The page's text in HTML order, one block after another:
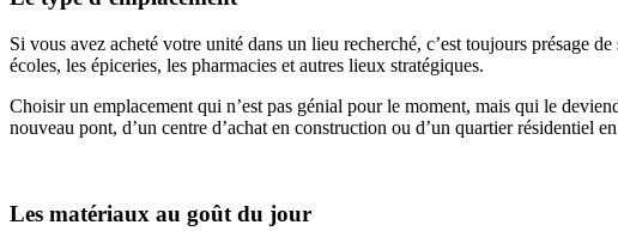
Si vous avez acheté votre unité dans un lieu recherché, c’est toujours présage
écoles, les épiceries, les pharmacies et autres lieux stratégiques.
Choisir un emplacement qui n’est pas génial pour le moment, mais qui le
nouveau pont, d’un centre d’achat en construction ou d’un quartier résidentiel
Les matériaux au goût du jour